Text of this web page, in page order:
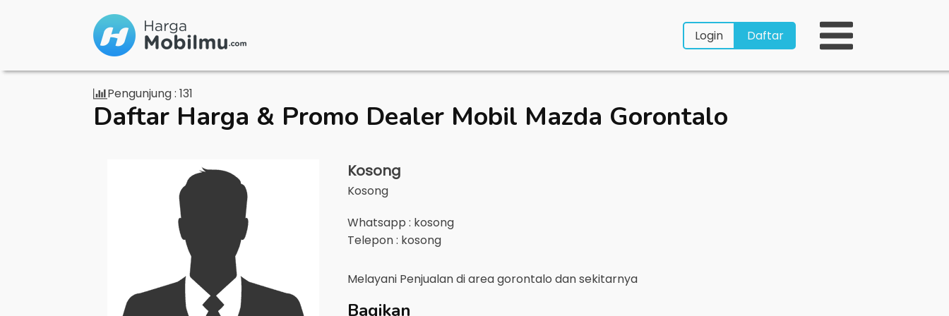
Login Daftar
Pengunjung : 131
Daftar Harga & Promo Dealer Mobil Mazda Gorontalo
Kosong
Kosong
Whatsapp : kosong
Telepon : kosong
Melayani Penjualan di areagorontalo dan sekitarnya
Bagikan